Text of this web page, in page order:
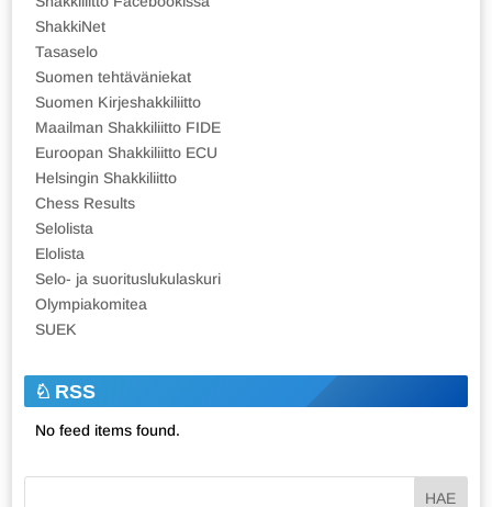
ShakkiNet
Tasaselo
Suomen tehtäväniekat
Suomen Kirjeshakkiliitto
Maailman Shakkiliitto FIDE
Euroopan Shakkiliitto ECU
Helsingin Shakkiliitto
Chess Results
Selolista
Elolista
Selo- ja suorituslukulaskuri
Olympiakomitea
SUEK
RSS
No feed items found.